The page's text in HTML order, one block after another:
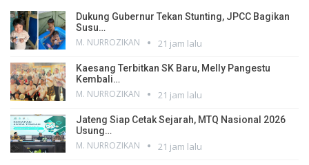
Dukung Gubernur Tekan Stunting, JPCC Bagikan
Susu…
M. NURROZIKAN 21 jam lalu
Kaesang Terbitkan SK Baru, Melly Pangestu
Kembali…
M. NURROZIKAN 21 jam lalu
Jateng Siap Cetak Sejarah, MTQ Nasional 2026
Usung…
M. NURROZIKAN 21 jam lalu